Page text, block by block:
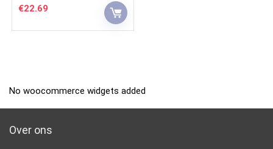
€22.69
No woocommerce widgets added
Over ons